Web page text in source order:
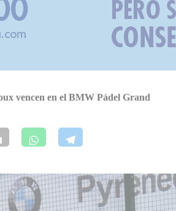
vencen en el BMW Pádel Grand